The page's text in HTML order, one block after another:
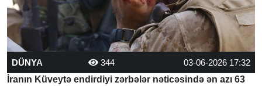
DÜNYA 344
03-06-2026 17:32
İranın Küveytə endirdiyi zərbələr nəticəsində ən azı 63